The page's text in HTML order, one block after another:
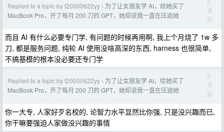
Replied to a topic by t20000622yy › 为了让女朋友学 AI，给她买了
MacBook Pro，开了每月 200 刀的 GPT，她却说我一直在压迫她
天
前
而且 AI 有什么必要专门学, 有问题的时候再用啊, 我上个月烧了 1w 多
刀, 都是服务问题, 纯轮 AI 使用没啥高深的东西, harness 也很简单,
不搞基模的根本没必要还专门学
Replied to a topic by t20000622yy › 为了让女朋友学 AI，给她买了
MacBook Pro，开了每月 200 刀的 GPT，她却说我一直在压迫她
2
天
前
你一大专, 人家好歹名校的, 论智力水平显然比你强, 只是没兴趣而已,
你干嘛要强迫人家做没兴趣的事情